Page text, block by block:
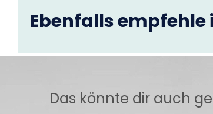
Ebenfalls empfehle
Das könnte dir auch